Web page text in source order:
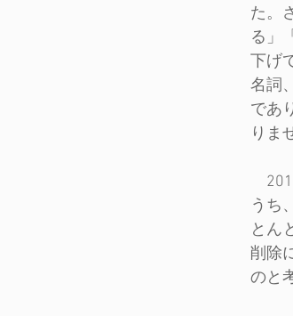
た。
る」
下
名詞
であ
りま
うち
とん
削除
のと